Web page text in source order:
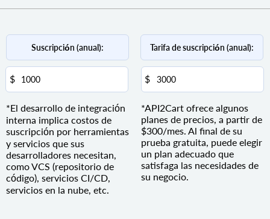
Suscripción (anual):
*El desarrollo de integración
interna implica costos de
suscripción por herramientas
y servicios que sus
desarrolladores necesitan,
como VCS (repositorio de
código), servicios CI/CD,
servicios en la nube, etc.
Tarifa de suscripción (anual):
*API2Cart ofrece algunos
planes de precios, a partir de
$300/mes. Al final de su
prueba gratuita, puede elegir
un plan adecuado que
satisfaga las necesidades de
su negocio.